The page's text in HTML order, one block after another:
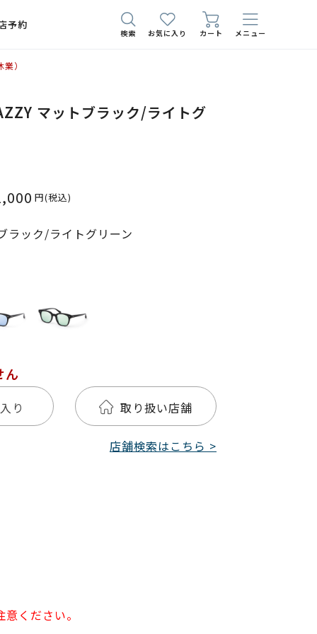
予約
検索 お気に入り カート メニュー
）
マットブラック/ライトグ
円(税込)
ラック/ライトグリーン
ん
り 取り扱い店舗
店舗検索はこちら >
ください。